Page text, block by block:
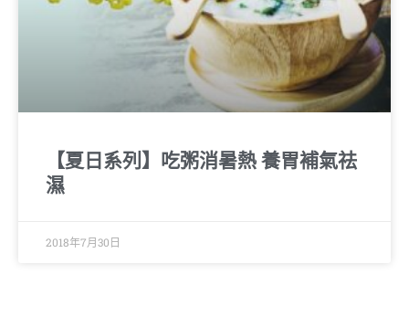
【夏日系列】吃粥消暑熱 養胃補氣祛
濕
2018年7月30日